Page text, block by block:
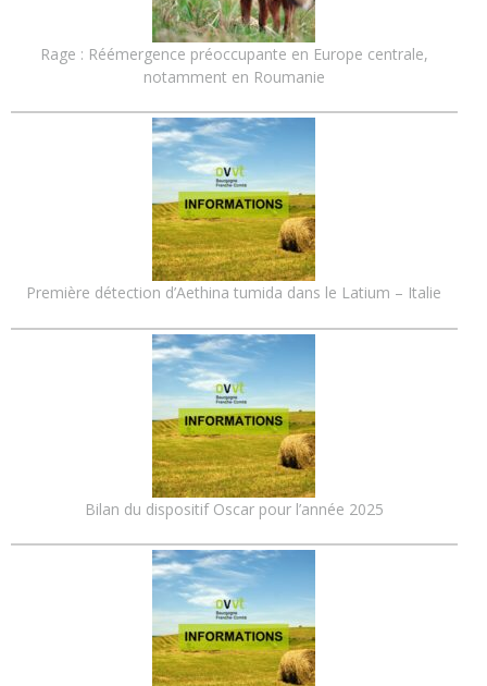
Rage : Réémergence préoccupante en Europe centrale,
notamment en Roumanie
Première détection d’Aethina tumida dans le Latium – Italie
Bilan du dispositif Oscar pour l’année 2025